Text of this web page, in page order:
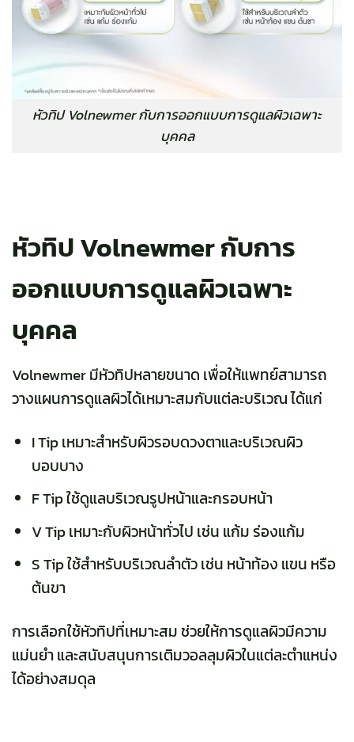
หัวทิป Volnewmer กับการออกแบบการดูแลผิวเฉพาะ
บุคคล
หัวทิป Volnewmer กับการ
ออกแบบการดูแลผิวเฉพาะ
บุคคล
Volnewmer มีหัวทิปหลายขนาด เพื่อให้แพทย์สามารถ
วางแผนการดูแลผิวได้เหมาะสมกับแต่ละบริเวณ ได้แก่
I Tip เหมาะสำหรับผิวรอบดวงตาและบริเวณผิว
บอบบาง
F Tip ใช้ดูแลบริเวณรูปหน้าและกรอบหน้า
V Tip เหมาะกับผิวหน้าทั่วไป เช่น แก้ม ร่องแก้ม
S Tip ใช้สำหรับบริเวณลำตัว เช่น หน้าท้อง แขน หรือ
ต้นขา
การเลือกใช้หัวทิปที่เหมาะสม ช่วยให้การดูแลผิวมีความ
แม่นยำ และสนับสนุนการเติมวอลลุมผิวในแต่ละตำแหน่ง
ได้อย่างสมดุล